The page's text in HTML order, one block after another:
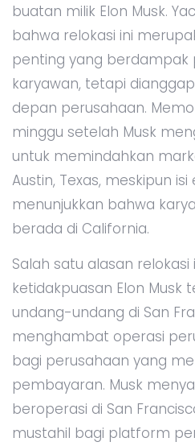
buatan milik Elon Musk.
bahwa relokasi ini
penting yang berdampak
karyawan, tetapi
depan perusahaan.
minggu setelah Musk
untuk memindahkan
Austin, Texas, meskipun
menunjukkan bahwa
berada di California.
Salah satu alasan relokasi
ketidakpuasan Elon Musk
undang-undang di San
menghambat operasi
bagi perusahaan yang
pembayaran. Musk
beroperasi di San
mustahil bagi platform